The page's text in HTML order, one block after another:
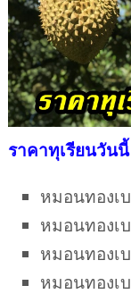
ราคาทุเรียนวัน
หมอนทองเ
หมอนทองเ
หมอนทองเ
หมอนทองเ